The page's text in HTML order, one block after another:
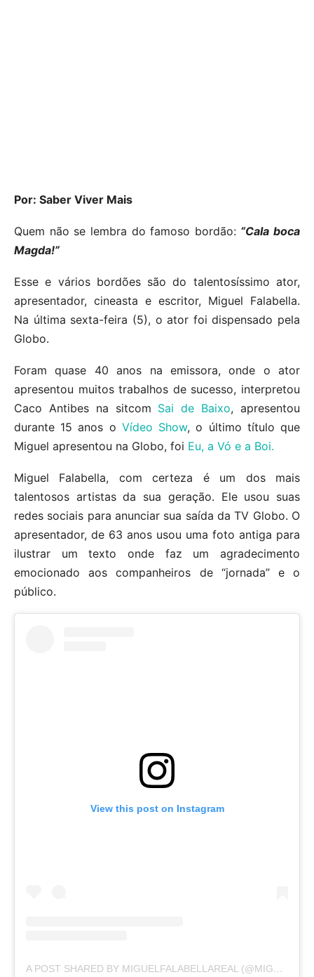
Por: Saber Viver Mais
Quem não se lembra do famoso bordão: “Cala boca
Magda!”
Esse e vários bordões são do talentosíssimo ator,
apresentador, cineasta e escritor, Miguel Falabella.
Na última sexta-feira (5), o ator foi dispensado pela
Globo.
Foram quase 40 anos na emissora, onde o ator
apresentou muitos trabalhos de sucesso, interpretou
Caco Antibes na sitcom Sai de Baixo, apresentou
durante 15 anos o Vídeo Show, o último título que
Miguel apresentou na Globo, foi Eu, a Vó e a Boi.
Miguel Falabella, com certeza é um dos mais
talentosos artistas da sua geração. Ele usou suas
redes sociais para anunciar sua saída da TV Globo. O
apresentador, de 63 anos usou uma foto antiga para
ilustrar um texto onde faz um agradecimento
emocionado aos companheiros de “jornada” e o
público.
View this post on Instagram
A POST SHARED BY MIGUELFALABELLAREAL (@MIGUELFALABELLAREAL)